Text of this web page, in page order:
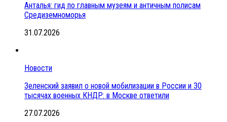
Анталья: гид по главным музеям и античным полисам
Средиземноморья
31.07.2026
Новости
Зеленский заявил о новой мобилизации в России и 30
тысячах военных КНДР: в Москве ответили
27.07.2026